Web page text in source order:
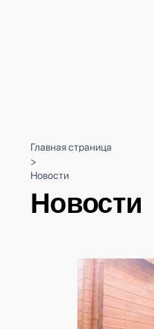
Главная страница
>
Новости
Новости